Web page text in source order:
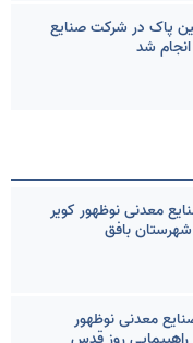
پاک در شرکت صنایع
شد
معدنی نوظهور کویر
بافق
معدنی نوظهور